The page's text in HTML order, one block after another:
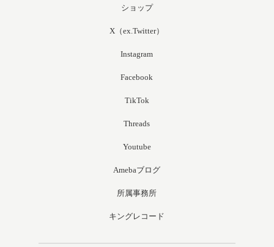
ショップ
X（ex.Twitter）
Instagram
Facebook
TikTok
Threads
Youtube
Amebaブログ
所属事務所
キングレコード